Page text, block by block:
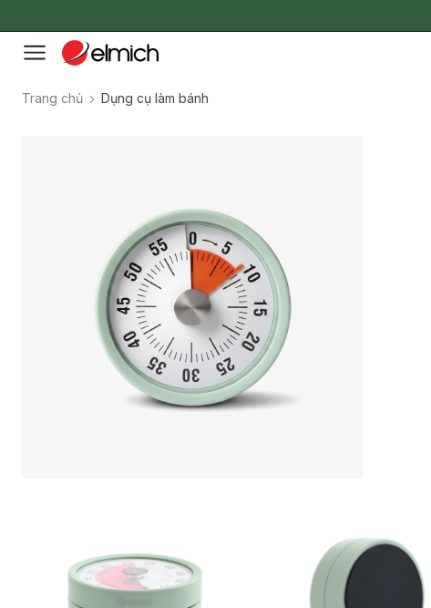
Trang chủ Dụng cụ làm bánh